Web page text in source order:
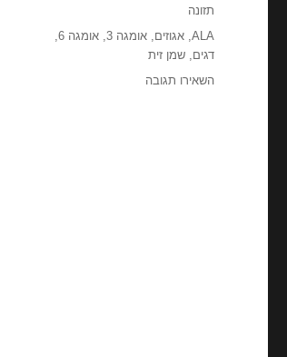
קטגוריות
תזונה
תגיות
ALA
,אגוזים ,אומגה 3 ,אומגה 6
דגים ,שמן זית
השאירו תגובה